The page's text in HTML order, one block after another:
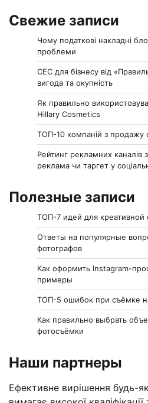
Свежие записи
Чому податкові накладні
проблеми
СЕС для бізнесу від
вигода та окупність
Як правильно
Hillary Cosmetics
ТОП-10 компаній з продажу
Рейтинг рекламних каналів
реклама чи таргет у
Полезные записи
ТОП-7 идей для креативной
Ответы на популярные
фотографов
Как оформить Instagram-
примеры
ТОП-5 ошибок при съёмке
Как правильно выбрать
фотосъёмки
Наши партнеры
Ефективне вирішення будь-